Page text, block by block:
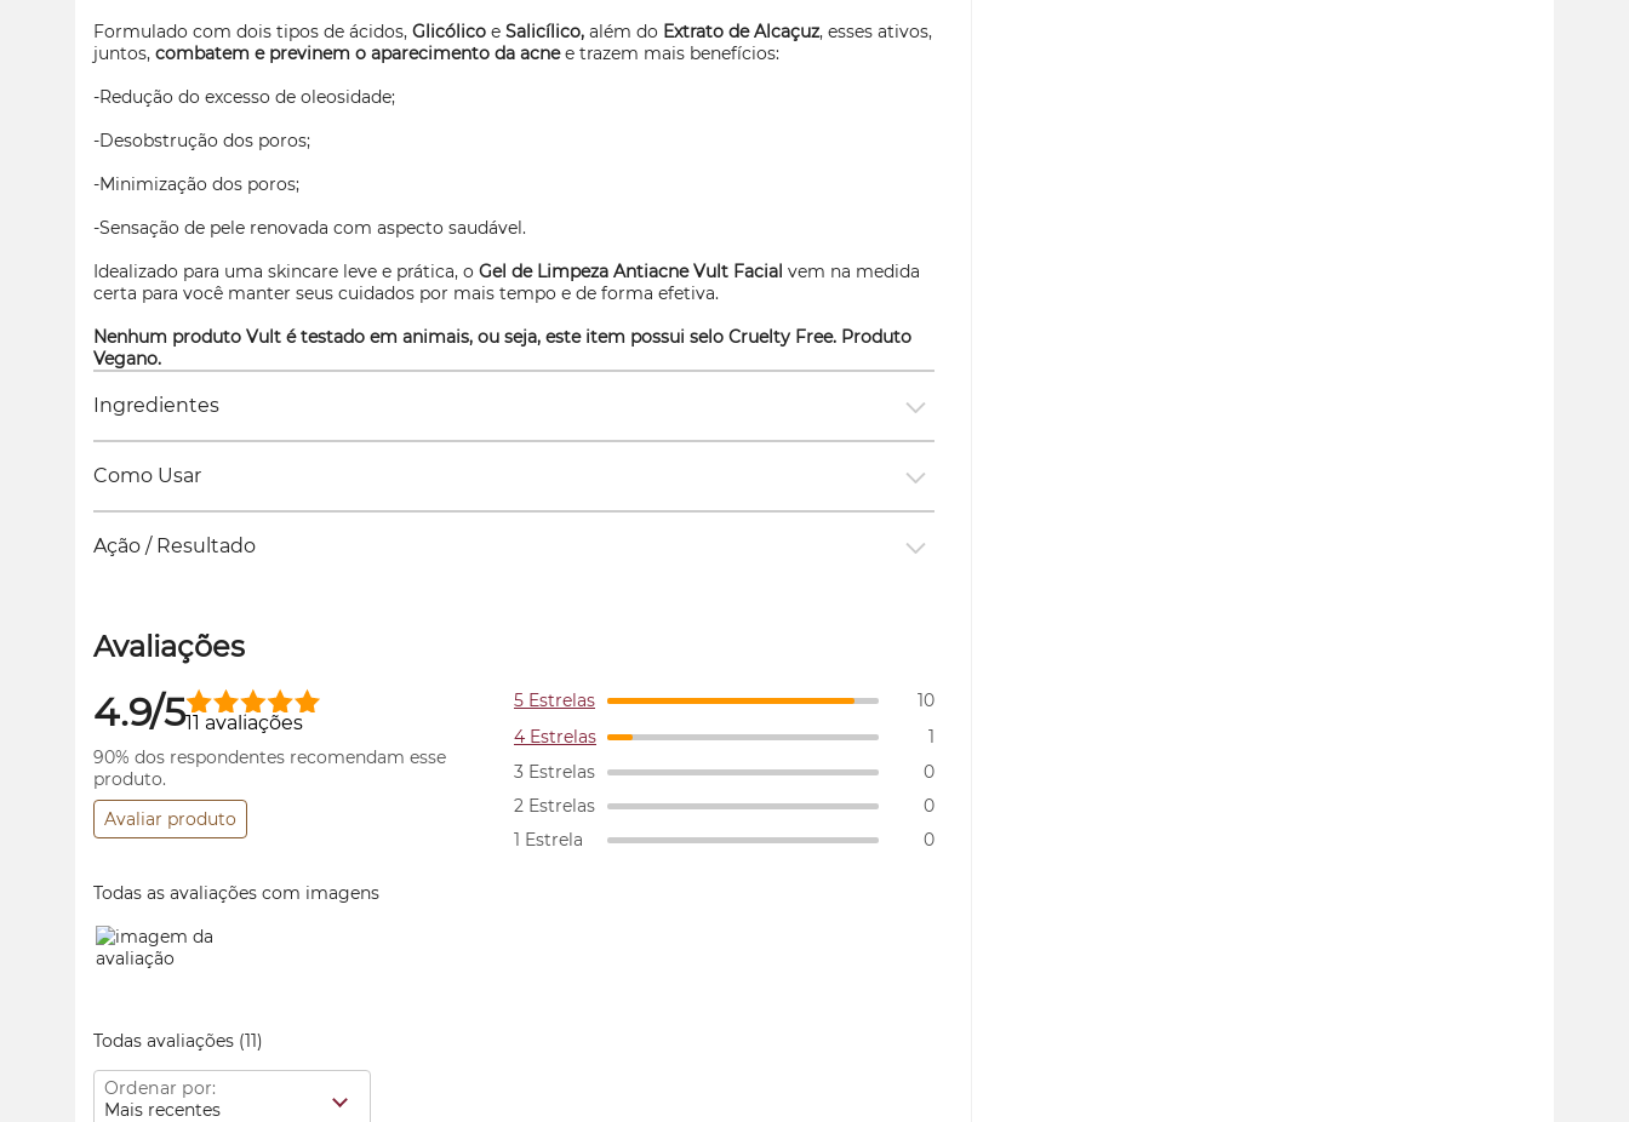
Formulado com dois tipos de ácidos, Glicólico e Salicílico, além do Extrato de Alcaçuz, esses ativos,
juntos, combatem e previnem o aparecimento da acnee trazem mais benefícios:
-Redução do excesso de oleosidade;
-Desobstrução dos poros;
-Minimização dos poros;
-Sensação de pele renovada com aspecto saudável.
Idealizado para uma skincare leve e prática, o Gel de Limpeza Antiacne Vult Facial vem na medida
certa para você manter seus cuidados por mais tempo e de forma efetiva.
Nenhum produto Vult é testado em animais, ou seja, este item possui selo Cruelty Free. Produto
Vegano.
Ingredientes
Como Usar
Ação / Resultado
Avaliações
4.9/511 avaliações
90% dos respondentes recomendam esse
produto.
Avaliar produto
5 Estrelas
10
4 Estrelas
1
3 Estrelas
0
2 Estrelas
0
1 Estrela
0
Todas as avaliações com imagens
Todas avaliações (11)
Ordenar por:
Mais recentes